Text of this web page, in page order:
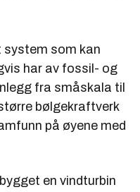
som kan
har av fossil- og
fra småskala til
bølgekraftverk
på øyene med
en vindturbin